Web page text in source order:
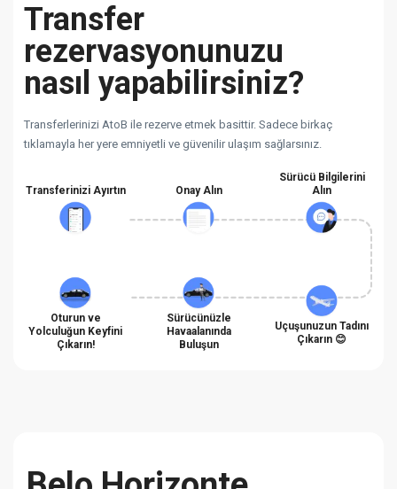
Transfer
rezervasyonunuzu
nasıl yapabilirsiniz?
Transferlerinizi AtoB ile rezerve etmek basittir. Sadece birkaç
tıklamayla her yere emniyetli ve güvenilir ulaşım sağlarsınız.
Transferinizi Ayırtın Onay Alın
Sürücü Bilgilerini
Alın
Oturun ve
Yolculuğun Keyfini
Çıkarın!
Sürücünüzle
Havaalanında
Buluşun
Uçuşunuzun Tadını
Çıkarın 😊